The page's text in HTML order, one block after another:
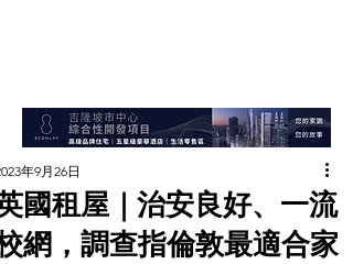
國租屋｜治安良好、一流
網，調查指倫敦最適合家
年9月26日